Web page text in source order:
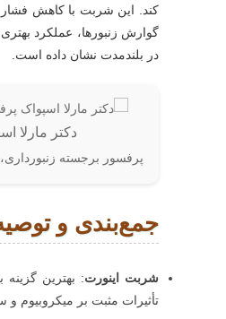
کند. این شربت با کاهش فشار
گوارش زنبورها، عملکرد
در بلندمدت نشان داده است.
دکتر مارلا
پرفسور برجسته
جمع‌بندی و
شربت اینورت: بهترین
تأثیرات مثبت بر میکروبیوم و